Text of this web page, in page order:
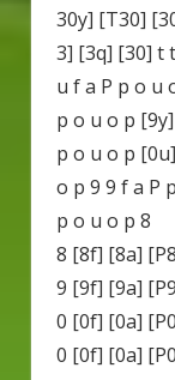
30y] [T30]
3] [3q] [30] t
u f a P p o u
p o u o p
p o u o p
o p 9 9 f a P
p o u o p 8
8 [8f] [8a]
9 [9f] [9a]
0 [0f] [0a]
0 [0f] [0a]